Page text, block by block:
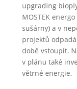
upgrading
MOSTEK
sušárny) a v
projektů
době vstoupit.
v plánu také
větrné energie.